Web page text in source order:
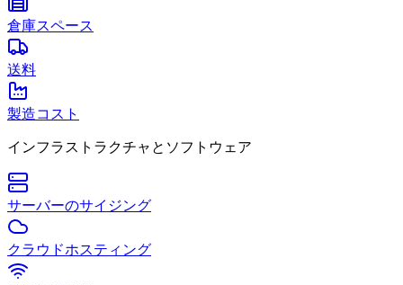
倉庫スペース
送料
製造コスト
インフラストラクチャとソフトウェア
サーバーのサイジング
クラウドホスティング